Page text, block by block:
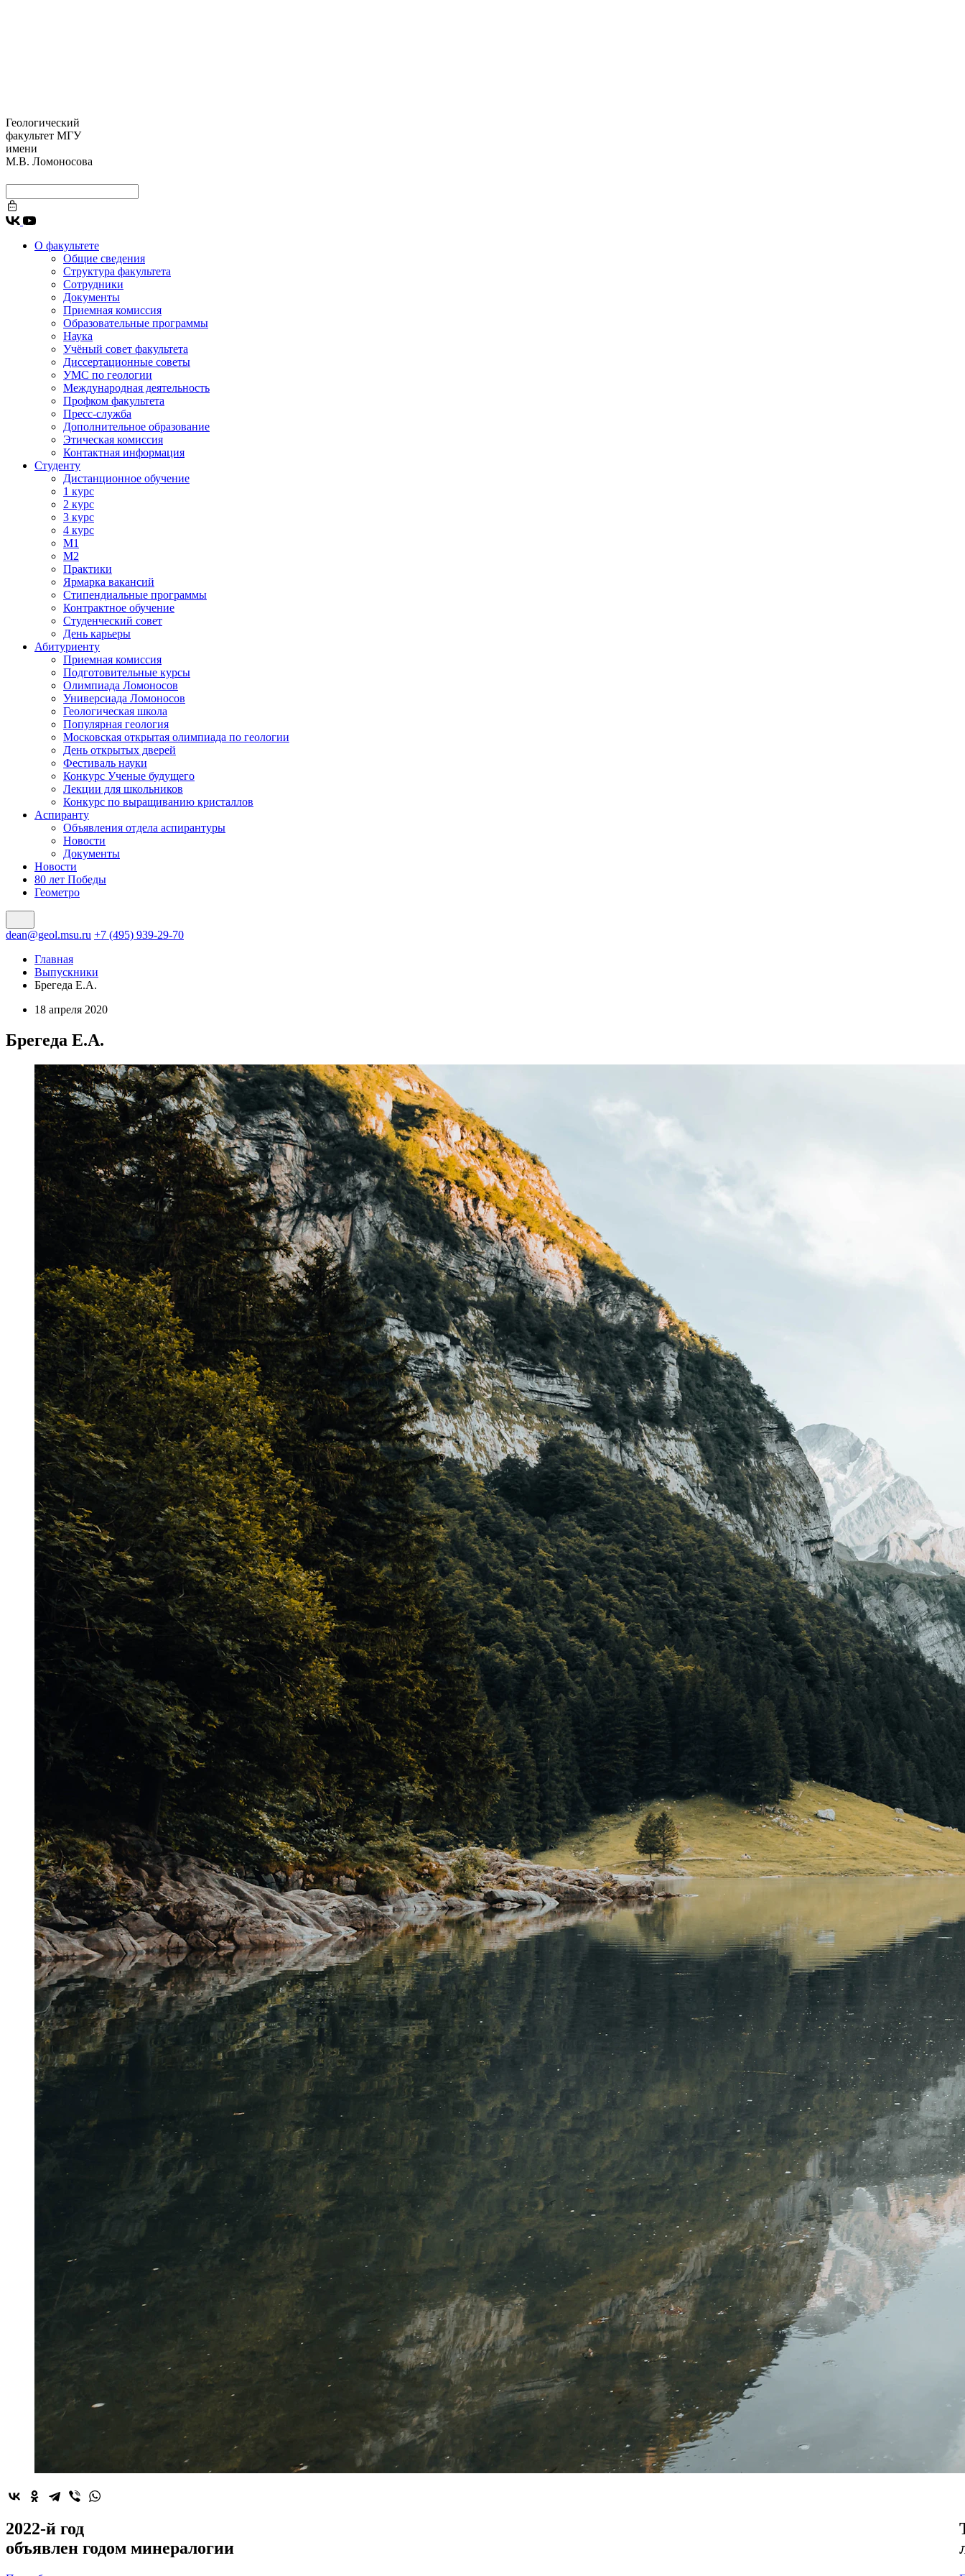
Геологический
факультет МГУ
имени
М.В. Ломоносова
О факультете
Общие сведения
Структура факультета
Сотрудники
Документы
Приемная комиссия
Образовательные программы
Наука
Учёный совет факультета
Диссертационные советы
УМС по геологии
Международная деятельность
Профком факультета
Пресс-служба
Дополнительное образование
Этическая комиссия
Контактная информация
Студенту
Дистанционное обучение
1 курс
2 курс
3 курс
4 курс
М1
М2
Практики
Ярмарка вакансий
Стипендиальные программы
Контрактное обучение
Студенческий совет
День карьеры
Абитуриенту
Приемная комиссия
Подготовительные курсы
Олимпиада Ломоносов
Универсиада Ломоносов
Геологическая школа
Популярная геология
Московская открытая олимпиада по геологии
День открытых дверей
Фестиваль науки
Конкурс Ученые будущего
Лекции для школьников
Конкурс по выращиванию кристаллов
Аспиранту
Объявления отдела аспирантуры
Новости
Документы
Новости
80 лет Победы
Геометро
dean@geol.msu.ru +7 (495) 939-29-70
Главная
Выпускники
Брегеда Е.А.
18 апреля 2020
Брегеда Е.А.
2022-й год
объявлен годом минералогии